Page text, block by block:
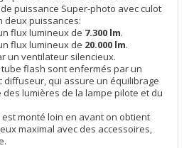
puissance Super-photo avec culot
deux puissances:
flux lumineux de 7.300 lm.
flux lumineux de 20.000 lm.
un ventilateur silencieux.
flash sont enfermés par un
diffuseur, qui assure un équilibrage
lumières de la lampe pilote et du
monté loin en avant on obtient
maximal avec des accessoires,